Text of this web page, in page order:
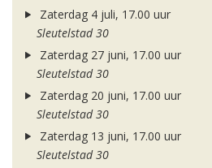
Zaterdag 4 juli, 17.00 uur
Sleutelstad 30
Zaterdag 27 juni, 17.00 uur
Sleutelstad 30
Zaterdag 20 juni, 17.00 uur
Sleutelstad 30
Zaterdag 13 juni, 17.00 uur
Sleutelstad 30